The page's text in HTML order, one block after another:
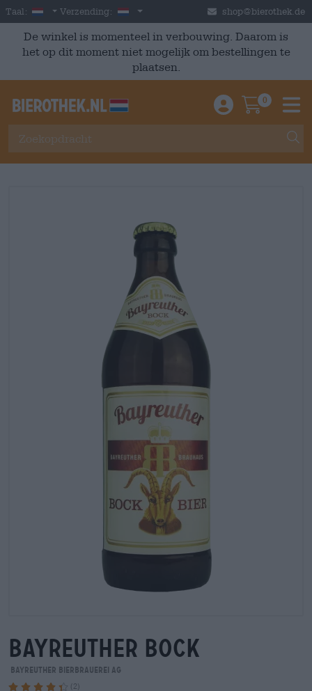
Skip to main content
Taal: Dutch
Verzending: Nederland shop@bierothek.de
De winkel is momenteel in verbouwing. Daarom is
het op dit moment niet mogelijk om bestellingen te
plaatsen.
Einloggen /
0
bayreuther bock
Bayreuther Bierbrauerei AG
(2)